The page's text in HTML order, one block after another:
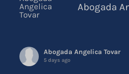
Abogada
Abogada Angelica Tovar
5 days ago